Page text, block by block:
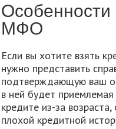
МФО
Если вы хотите взять
нужно представить
подтверждающую ваш
в ней будет
кредите из-за
плохой кредитной